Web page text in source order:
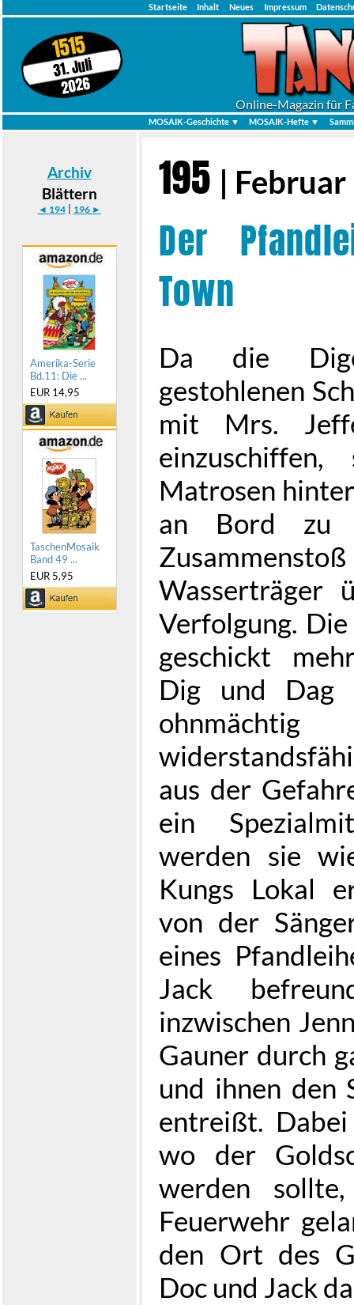
Startseite Inhalt Neues Impressum
1515
31. Juli
2026
Online-Magazin für
MOSAIK-Geschichte ▼ MOSAIK-Hefte ▼
Archiv
Blättern
◄ 194| 196 ►
Amerika-Serie
Bd.11: Die ...
EUR 14,95
TaschenMosaik
Band 49 ...
EUR 5,95
195 |
Der
Town
Da die
gestohlenen
mit Mrs.
Matrosen
an Bord zu
Wasserträger
Verfolgung.
geschickt
Dig und Dag
aus der
ein
werden sie
Kungs Lokal
von der
eines
Jack
inzwischen
Gauner durch
und ihnen den
entreißt.
wo der
werden
Feuerwehr
den Ort des
Doc und Jack